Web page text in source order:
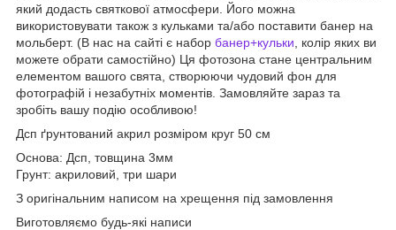
який додасть святкової атмосфери. Його можна
використовувати також з кульками та/або поставити банер на
мольберт. (В нас на сайті є набор банер+кульки , колір яких ви
можете обрати самостійно) Ця фотозона стане центральним
елементом вашого свята, створюючи чудовий фон для
фотографій і незабутніх моментів. Замовляйте зараз та
зробіть вашу подію особливою!
Дсп ґрунтований акрил розміром круг 50 см
Основа: Дсп, товщина 3мм
Грунт: акриловий, три шари
З оригінальним написом на хрещення під замовлення
Виготовляємо будь-які написи